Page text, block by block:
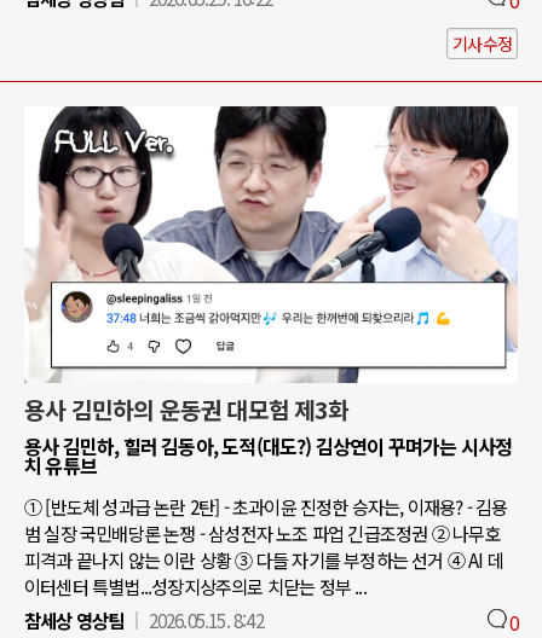
기사수정
용사 김민하의 운동권 대모험 제3화
용사 김민하, 힐러 김동아, 도적(대도?) 김상연이 꾸며가는 시사정
치 유튜브
① [반도체 성과급 논란 2탄] - 초과이윤 진정한 승자는, 이재용? - 김용
범 실장 국민배당론 논쟁 - 삼성전자 노조 파업 긴급조정권 ② 나무호
피격과 끝나지 않는 이란 상황 ③ 다들 자기를 부정하는 선거 ④ AI 데
이터센터 특별법...성장지상주의로 치닫는 정부 ...
참세상 영상팀
2026.05.15. 8:42 0